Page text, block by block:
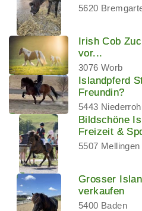
5620
Irish Cob
vor...
3076 Worb
Islandpferd
Freundin?
5443
Bildschöne
Freizeit &
5507 Mellingen
Grosser
verkaufen
5400 Baden